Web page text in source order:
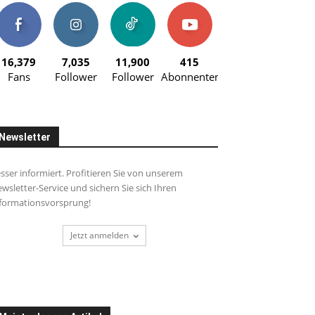
16,379
Fans
7,035
Follower
11,900
Follower
415
Abonnenten
Newsletter
informiert. Profitieren Sie von unserem
Service und sichern Sie sich Ihren
Jetzt anmelden